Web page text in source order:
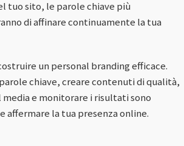
tuo sito, le parole chiave più
di affinare continuamente la tua
un personal branding efficace.
chiave, creare contenuti di qualità,
e monitorare i risultati sono
affermare la tua presenza online.